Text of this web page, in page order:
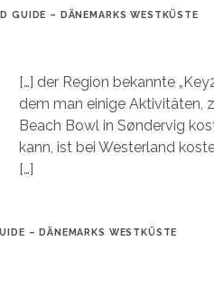
GUIDE – DÄNEMARKS WESTKÜSTE
[…] der Region bekannte
dem man einige Aktivitäten,
Beach Bowl in Søndervig
kann, ist bei Westerland
[…]
– DÄNEMARKS WESTKÜSTE